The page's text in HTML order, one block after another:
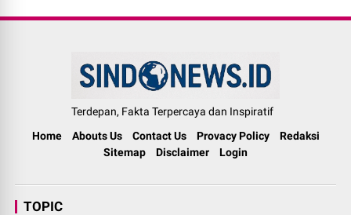
Terdepan, Fakta Terpercaya dan Inspiratif
Home
Abouts Us Contact Us Provacy Policy
Redaksi
Sitemap
Disclaimer Login
TOPIC